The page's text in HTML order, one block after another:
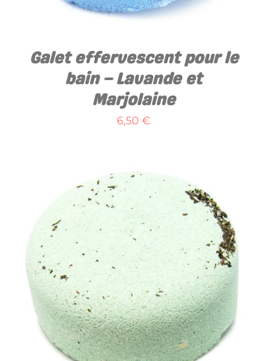
Galet effervescent pour le
bain – Lavande et
Marjolaine
6,50 €
AJOUTER AU PANIER
/
DÉTAILS